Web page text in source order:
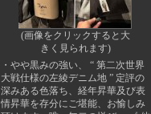
(画像をクリックすると大
きく見られます)
・やや黒みの強い、 “ 第二次世界
大戦仕様の左綾デニム地 ” 定評の
深みある色落ち、経年昇華及び表
情昇華を存分にご堪能、お愉しみ